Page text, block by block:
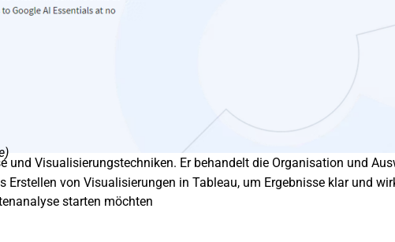
)
und Visualisierungstechniken. Er behandelt die Organisation und
von Visualisierungen in Tableau, um Ergebnisse klar und
starten möchten